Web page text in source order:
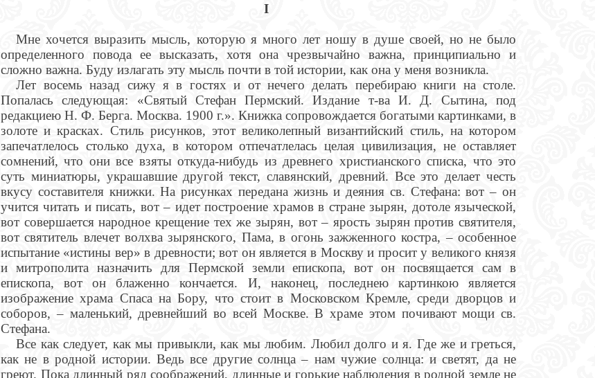
I
Мне хочется выразить мысль, которую я много лет ношу в душе своей, но не было
определенного повода ее высказать, хотя она чрезвычайно важна, принципиально и
сложно важна. Буду излагать эту мысль почти в той истории, как она у меня возникла.
Лет восемь назад сижу я в гостях и от нечего делать перебираю книги на столе.
Попалась следующая: «Святый Стефан Пермский. Издание т-ва И. Д. Сытина, под
редакциею Н. Ф. Берга. Москва. 1900 г.». Книжка сопровождается богатыми картинками, в
золоте и красках. Стиль рисунков, этот великолепный византийский стиль, на котором
запечатлелось столько духа, в котором отпечатлелась целая цивилизация, не оставляет
сомнений, что они все взяты откуда-нибудь из древнего христианского списка, что это
суть миниатюры, украшавшие другой текст, славянский, древний. Все это делает честь
вкусу составителя книжки. На рисунках передана жизнь и деяния св. Стефана: вот – он
учится читать и писать, вот – идет построение храмов в стране зырян, дотоле языческой,
вот совершается народное крещение тех же зырян, вот – ярость зырян против святителя,
вот святитель влечет волхва зырянского, Пама, в огонь зажженного костра, – особенное
испытание «истины вер» в древности; вот он является в Москву и просит у великого князя
и митрополита назначить для Пермской земли епископа, вот он посвящается сам в
епископа, вот он блаженно кончается. И, наконец, последнею картинкою является
изображение храма Спаса на Бору, что стоит в Московском Кремле, среди дворцов и
соборов, – маленький, древнейший во всей Москве. В храме этом почивают мощи св.
Стефана.
Все как следует, как мы привыкли, как мы любим. Любил долго и я. Где же и греться,
как не в родной истории. Ведь все другие солнца – нам чужие солнца: и светят, да не
греют. Пока длинный ряд соображений, длинные и горькие наблюдения в родной земле не